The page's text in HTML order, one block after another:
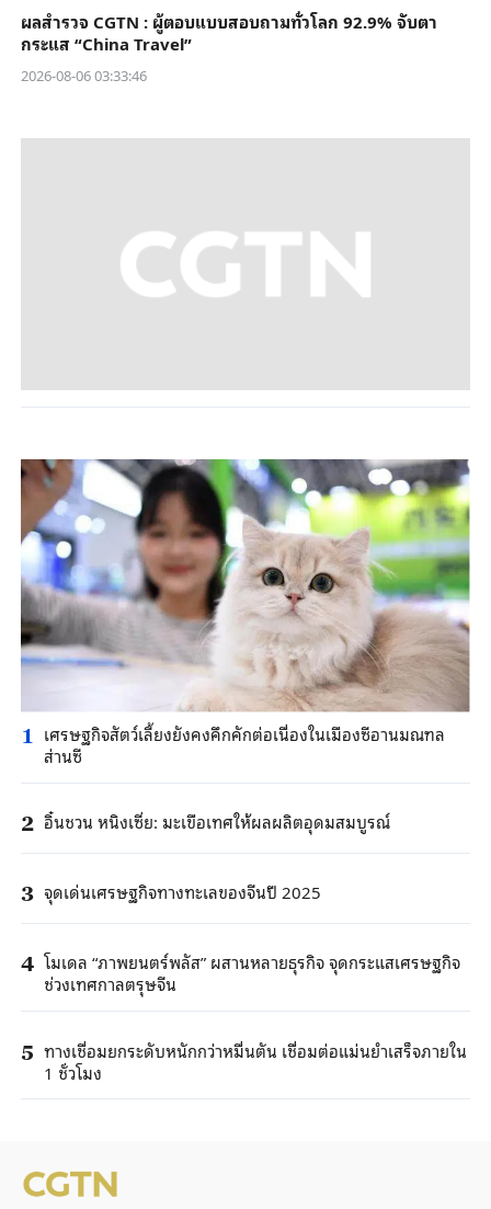
ผลสำรวจ CGTN : ผู้ตอบแบบสอบถามทั่วโลก 92.9% จับตา
กระแส “China Travel”
2026-08-06 03:33:46
1 เศรษฐกิจสัตว์เลี้ยงยังคงคึกคักต่อเนื่องในเมืองซีอานมณฑล
ส่านซี
2 อิ๋นชวน หนิงเซี่ย: มะเขือเทศให้ผลผลิตอุดมสมบูรณ์
3 จุดเด่นเศรษฐกิจทางทะเลของจีนปี 2025
4 โมเดล “ภาพยนตร์พลัส” ผสานหลายธุรกิจ จุดกระแสเศรษฐกิจ
ช่วงเทศกาลตรุษจีน
5 ทางเชื่อมยกระดับหนักกว่าหมื่นตัน เชื่อมต่อแม่นยำเสร็จภายใน
1 ชั่วโมง